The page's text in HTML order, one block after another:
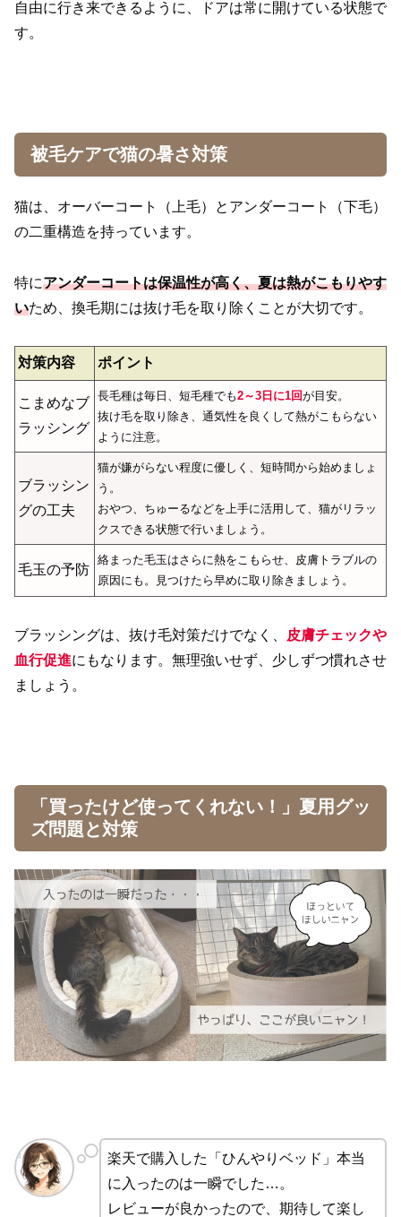
自由に行き来できるように、ドアは常に開けている状態で
す。
被毛ケアで猫の暑さ対策
猫は、オーバーコート（上毛）とアンダーコート（下毛）
の二重構造を持っています。
特にアンダーコートは保温性が高く、夏は熱がこもりやす
いため、換毛期には抜け毛を取り除くことが大切です。
対策内容 ポイント
こまめなブ
ラッシング
長毛種は毎日、短毛種でも2～3日に1回が目安。
抜け毛を取り除き、通気性を良くして熱がこもらない
ように注意。
ブラッシン
グの工夫
猫が嫌がらない程度に優しく、短時間から始めましょ
う。
おやつ、ちゅーるなどを上手に活用して、猫がリラッ
クスできる状態で行いましょう。
毛玉の予防
絡まった毛玉はさらに熱をこもらせ、皮膚トラブルの
原因にも。見つけたら早めに取り除きましょう。
ブラッシングは、抜け毛対策だけでなく、
皮膚チェックや
血行促進にもなります。無理強いせず、少しずつ慣れさせ
ましょう。
「買ったけど使ってくれない！」夏用グッ
ズ問題と対策
楽天で購入した「ひんやりベッド」本当
に入ったのは一瞬でした…。
レビューが良かったので、期待して楽し